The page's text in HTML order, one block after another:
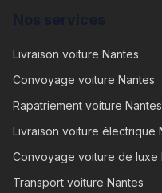
Livraison voiture Nantes
Convoyage voiture Nantes
Rapatriement voiture Nantes
Livraison voiture électrique
Convoyage voiture de luxe
Transport voiture Nantes